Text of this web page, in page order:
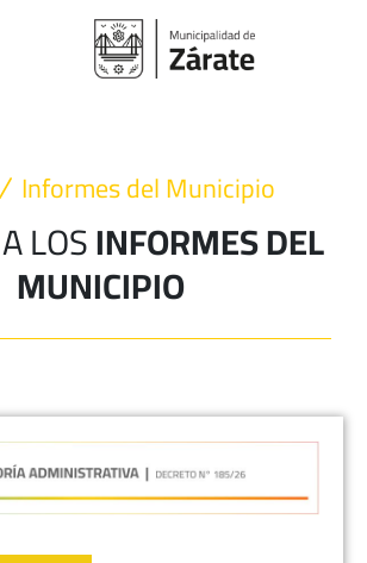
Informes del Municipio
LOSINFORMES DEL
MUNICIPIO